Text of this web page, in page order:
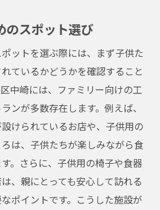
のスポット選び
ットを選ぶ際には、まず子供た
ているかどうかを確認すること
中崎には、ファミリー向けの工
ンが多数存在します。例えば、
けられているお店や、子供用の
は、子供たちが楽しみながら食
。さらに、子供用の椅子や食器
、親にとっても安心して訪れる
ポイントです。こうした施設が